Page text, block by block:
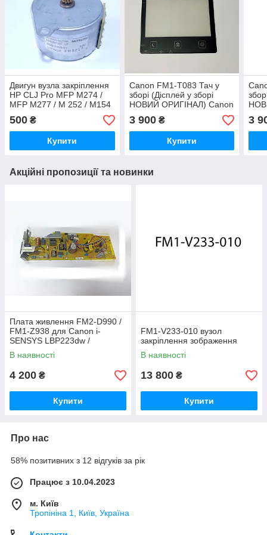
Двигун вузла закріплення
HP CLJ Pro MFP M274 /
MFP M277 / M 252 / M154
/ M181, RM2-7409-000CN |
RB2-7409-000 | RM2-
7409-0000
500 ₴
Купити
Canon FM1-T083 Тач у
зборі (Дісплей у зборі
НОВИЙ ОРИГІНАЛ) Canon
MF543x
3 900₴
Купити
3
Акційні пропозиції та новинки
Плата живлення FM2-D990 /
FM1-Z938 для Canon i-
SENSYS LBP223dw /
LBP214dw
В наявності
4 200 ₴
Купити
FM1‑V233‑010 вузол
закріплення зображення
В наявності
13 800 ₴
Купити
Про нас
58% позитивних з 12 відгуків за рік
Працює з 10.04.2023
м. Київ
Тропініна 1, Київ, Україна